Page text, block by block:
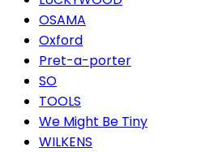
OSAMA
Oxford
Pret-a-porter
SO
TOOLS
We Might Be Tiny
WILKENS